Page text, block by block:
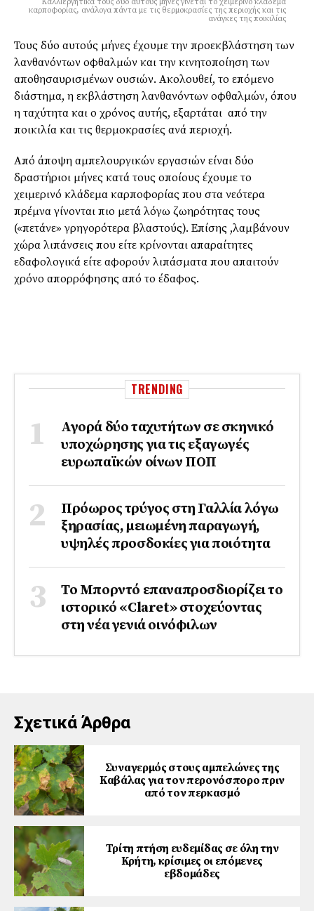
καρποφορίας, ανάλογα πάντα με τις θερμοκρασίες της περιοχής και τις
ανάγκες της ποικιλίας
Τους δύο αυτούς μήνες έχουμε την προεκβλάστηση των
λανθανόντων οφθαλμών και την κινητοποίηση των
αποθησαυρισμένων ουσιών. Ακολουθεί, το επόμενο
διάστημα, η εκβλάστηση λανθανόντων οφθαλμών, όπου
η ταχύτητα και ο χρόνος αυτής, εξαρτάται από την
ποικιλία και τις θερμοκρασίες ανά περιοχή.
Από άποψη αμπελουργικών εργασιών είναι δύο
δραστήριοι μήνες κατά τους οποίους έχουμε το
χειμερινό κλάδεμα καρποφορίας που στα νεότερα
πρέμνα γίνονται πιο μετά λόγω ζωηρότητας τους
(«πετάνε» γρηγορότερα βλαστούς). Επίσης ,λαμβάνουν
χώρα λιπάνσεις που είτε κρίνονται απαραίτητες
εδαφολογικά είτε αφορούν λιπάσματα που απαιτούν
χρόνο απορρόφησης από το έδαφος.
TRENDING
Αγορά δύο ταχυτήτων σε σκηνικό
υποχώρησης για τις εξαγωγές
ευρωπαϊκών οίνων ΠΟΠ
Πρόωρος τρύγος στη Γαλλία λόγω
ξηρασίας, μειωμένη παραγωγή,
υψηλές προσδοκίες για ποιότητα
Το Μπορντό επαναπροσδιορίζει το
ιστορικό «Claret» στοχεύοντας
στη νέα γενιά οινόφιλων
Σχετικά Άρθρα
Συναγερμός στους αμπελώνες της
Καβάλας για τον περονόσπορο πριν
από τον περκασμό
Τρίτη πτήση ευδεμίδας σε όλη την
Κρήτη, κρίσιμες οι επόμενες
εβδομάδες